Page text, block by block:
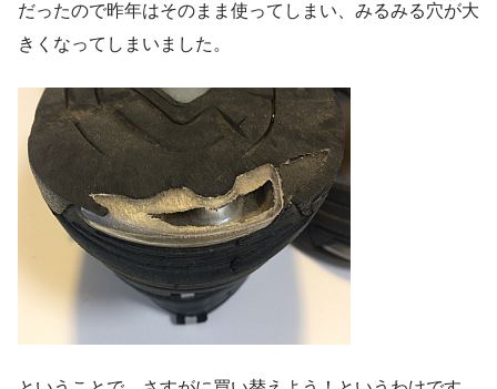
だったので昨年はそのまま使ってしまい、みるみる穴が大
きくなってしまいました。